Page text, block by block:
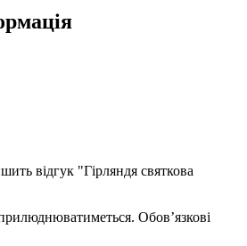
відгук "Гірляндя святкова
Обов’язкові